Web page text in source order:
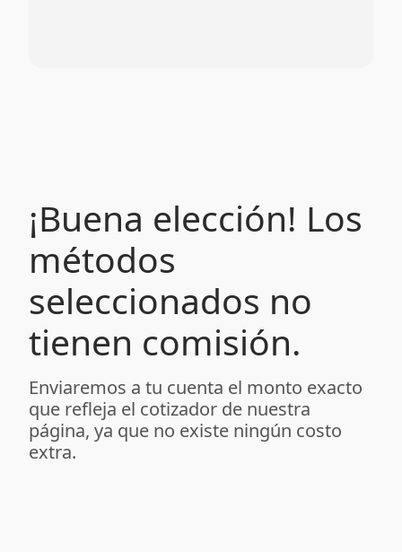
¡Buena elección! Los
métodos
seleccionados no
tienen comisión.
Enviaremos a tu cuenta el monto exacto
que refleja el cotizador de nuestra
página, ya que no existe ningún costo
extra.